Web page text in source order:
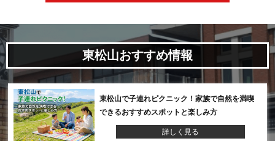
東松山おすすめ情報
東松山で子連れピクニック！家族で自然を満喫
できるおすすめスポットと楽しみ方
詳しく見る